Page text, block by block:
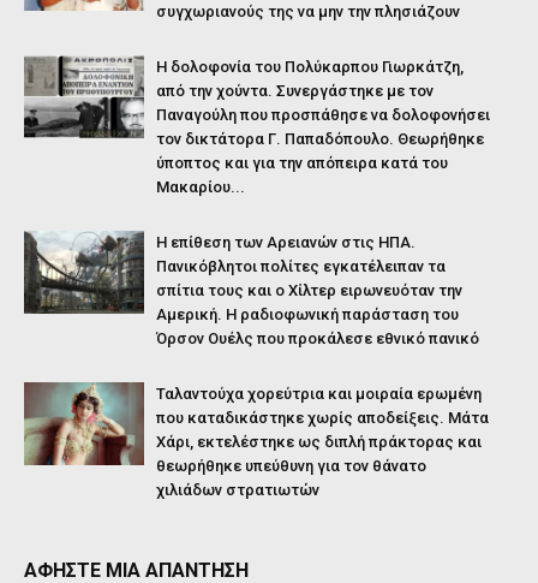
συγχωριανούς της να μην την πλησιάζουν
Η δολοφονία του Πολύκαρπου Γιωρκάτζη,
από την χούντα. Συνεργάστηκε με τον
Παναγούλη που προσπάθησε να δολοφονήσει
τον δικτάτορα Γ. Παπαδόπουλο. Θεωρήθηκε
ύποπτος και για την απόπειρα κατά του
Μακαρίου...
Η επίθεση των Αρειανών στις ΗΠΑ.
Πανικόβλητοι πολίτες εγκατέλειπαν τα
σπίτια τους και ο Χίλτερ ειρωνευόταν την
Αμερική. Η ραδιοφωνική παράσταση του
Όρσον Ουέλς που προκάλεσε εθνικό πανικό
Ταλαντούχα χορεύτρια και μοιραία ερωμένη
που καταδικάστηκε χωρίς αποδείξεις. Μάτα
Χάρι, εκτελέστηκε ως διπλή πράκτορας και
θεωρήθηκε υπεύθυνη για τον θάνατο
χιλιάδων στρατιωτών
ΑΦΗΣΤΕ ΜΙΑ ΑΠΑΝΤΗΣΗ